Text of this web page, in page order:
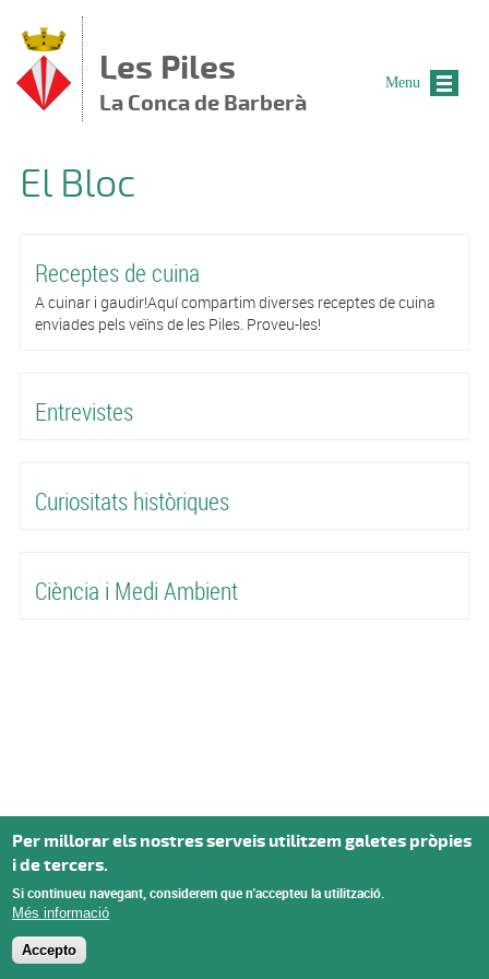
Les Piles
La Conca de Barberà
El Bloc
Receptes de cuina
A cuinar i gaudir!Aquí compartim diverses receptes de cuina
enviades pels veïns de les Piles. Proveu-les!
Entrevistes
Curiositats històriques
Ciència i Medi Ambient
Menu
Per millorar els nostres serveis utilitzem galetes pròpies
i de tercers.
Si continueu navegant, considerem que n'accepteu la utilització.
Més informació
Accepto